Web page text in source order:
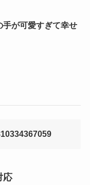
手が可愛すぎて幸せ
応